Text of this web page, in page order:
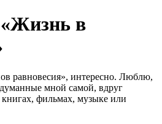
в
равновесия», интересно. Люблю,
мной самой, вдруг
фильмах, музыке или